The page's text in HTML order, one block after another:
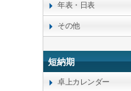
年表・日表
その他
短納期
卓上カレンダー